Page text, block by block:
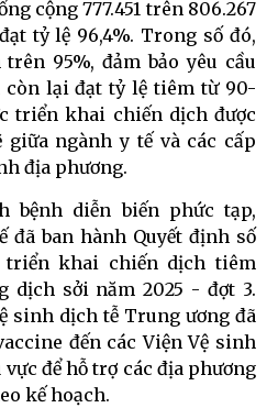
cộng 777.451 trên 806.267
tỷ lệ 96,4%. Trong số đó,
95%, đảm bảo yêu cầu
còn lại đạt tỷ lệ tiêm từ 90-
triển khai chiến dịch được
ngành y tế và các cấp
địa phương.
bệnh diễn biến phức tạp,
đã ban hành Quyết định số
triển khai chiến dịch tiêm
dịch sởi năm 2025 - đợt 3.
sinh dịch tễ Trung ương đã
đến các Viện Vệ sinh
để hỗ trợ các địa phương
kế hoạch.